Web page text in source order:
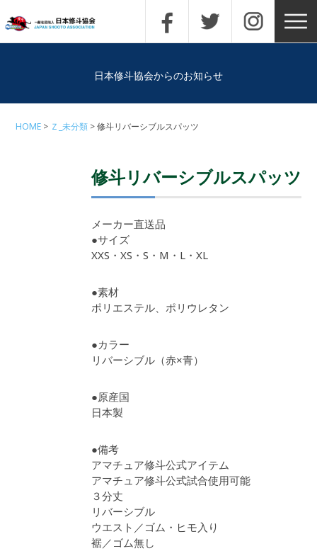
日本修斗協会からのお知らせ
HOME Ｚ_未分類 修斗リバーシブルスパッツ
修斗リバーシブルスパッツ
メーカー直送品
●サイズ
XXS・XS・S・M・L・XL
●素材
ポリエステル、ポリウレタン
●カラー
リバーシブル（赤×青）
●原産国
日本製
●備考
アマチュア修斗公式アイテム
アマチュア修斗公式試合使用可能
３分丈
リバーシブル
ウエスト／ゴム・ヒモ入り
裾／ゴム無し